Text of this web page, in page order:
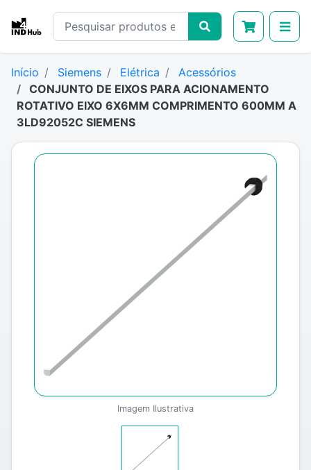
Início Siemens Elétrica
Acessórios
CONJUNTO DE EIXOS PARA ACIONAMENTO
ROTATIVO EIXO 6X6MM COMPRIMENTO 600MM A
3LD92052C SIEMENS
Imagem Ilustrativa